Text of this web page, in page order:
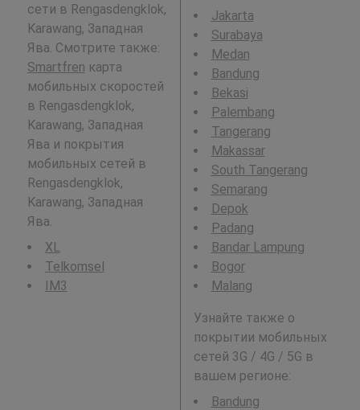
сети в Rengasdengklok,
Karawang, Западная
Ява. Смотрите также:
Smartfren карта
мобильных скоростей
в Rengasdengklok,
Karawang, Западная
Ява и покрытия
мобильных сетей в
Rengasdengklok,
Karawang, Западная
Ява.
XL
Telkomsel
IM3
Jakarta
Surabaya
Medan
Bandung
Bekasi
Palembang
Tangerang
Makassar
South Tangerang
Semarang
Depok
Padang
Bandar Lampung
Bogor
Malang
Узнайте также о
покрытии мобильных
сетей 3G / 4G / 5G в
вашем регионе:
Bandung